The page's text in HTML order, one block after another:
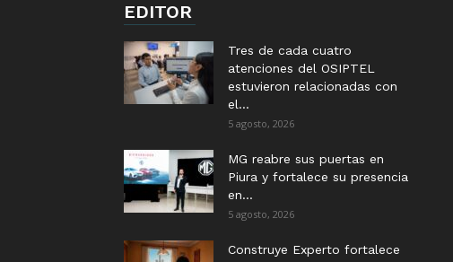
EDITOR
Tres de cada cuatro
atenciones del OSIPTEL
estuvieron relacionadas con
el...
5 agosto, 2026
MG reabre sus puertas en
Piura y fortalece su presencia
en...
5 agosto, 2026
Construye Experto fortalece